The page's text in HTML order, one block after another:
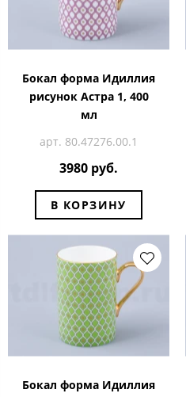
Бокал форма Идиллия
рисунок Астра 1, 400
мл
арт. 80.47276.00.1
3980 руб.
В КОРЗИНУ
Бокал форма Идиллия